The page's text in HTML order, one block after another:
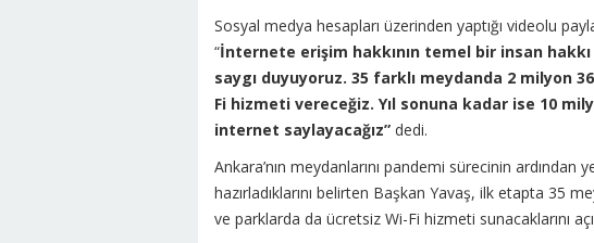
Sosyal medya hesapları üzerinden yaptığı videolu
“İnternete erişim hakkının temel bir insan
saygı duyuyoruz. 35 farklı meydanda 2 milyon
Fi hizmeti vereceğiz. Yıl sonuna kadar ise 10
internet saylayacağız” dedi.
Ankara’nın meydanlarını pandemi sürecinin ardından
hazırladıklarını belirten Başkan Yavaş, ilk etapta 35
ve parklarda da ücretsiz Wi-Fi hizmeti sunacaklarını